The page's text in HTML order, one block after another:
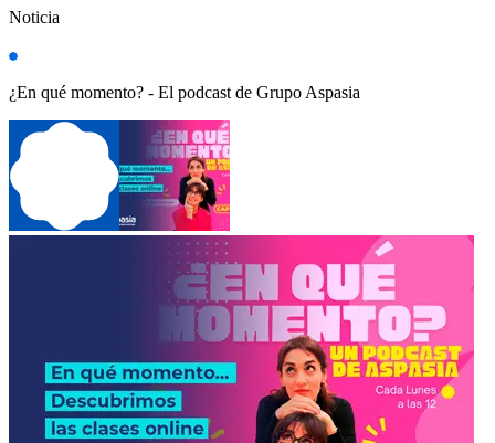
Noticia
¿En qué momento? - El podcast de Grupo Aspasia